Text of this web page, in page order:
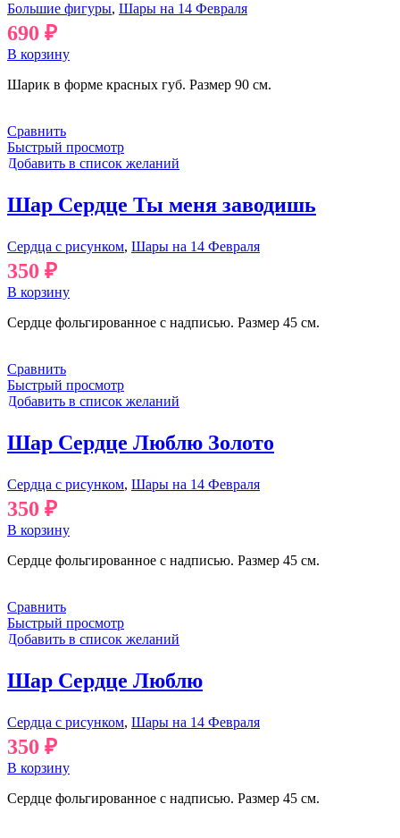
Большие фигуры, Шары на 14 Февраля
690 ₽
В корзину
Шарик в форме красных губ. Размер 90 см.
Сравнить
Быстрый просмотр
Добавить в список желаний
Шар Сердце Ты меня заводишь
Сердца с рисунком, Шары на 14 Февраля
350 ₽
В корзину
Сердце фольгированное с надписью. Размер 45 см.
Сравнить
Быстрый просмотр
Добавить в список желаний
Шар Сердце Люблю Золото
Сердца с рисунком, Шары на 14 Февраля
350 ₽
В корзину
Сердце фольгированное с надписью. Размер 45 см.
Сравнить
Быстрый просмотр
Добавить в список желаний
Шар Сердце Люблю
Сердца с рисунком, Шары на 14 Февраля
350 ₽
В корзину
Сердце фольгированное с надписью. Размер 45 см.